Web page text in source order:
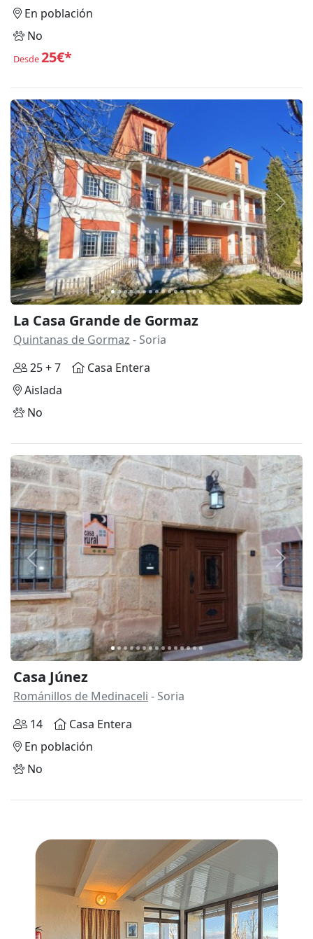
En población
No
Desde25€*
Anterior
La Casa Grande de Gormaz
Quintanas de Gormaz - Soria
25 + 7
Casa Entera
Aislada
No
Anterior
Casa Júnez
Románillos de Medinaceli - Soria
14
Casa Entera
En población
No